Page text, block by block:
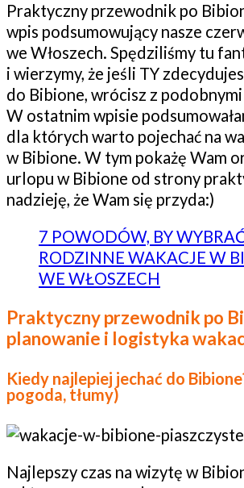
Praktyczny przewodnik po
wpis podsumowujący nasze
we Włoszech. Spędziliśmy tu
i wierzymy, że jeśli TY
do Bibione, wrócisz z
W ostatnim wpisie
dla których warto pojechać na
w Bibione. W tym pokażę Wam
urlopu w Bibione od strony
nadzieję, że Wam się przyda:)
7 POWODÓW, BY
RODZINNE WAKACJE W
WE WŁOSZECH
Praktyczny przewodnik po
planowanie i logistyka
Kiedy najlepiej jechać do
pogoda, tłumy)
Najlepszy czas na wizytę w